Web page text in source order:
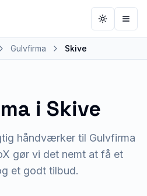
ToggleÅbn
Gulvfirma Skive
i Skive
håndværker til Gulvfirma
gør vi det nemt at få et
et godt tilbud.